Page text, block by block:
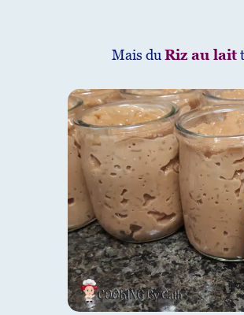
Mais duRiz au lait